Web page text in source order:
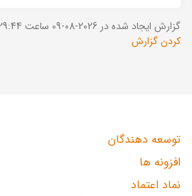
گزارش ایجاد شده در 2026-08-09 ساعت 07:29:44 (UTC +03:30).
کردن گزارش
توسعه دهندگان
افزونه ها
نماد اعتماد